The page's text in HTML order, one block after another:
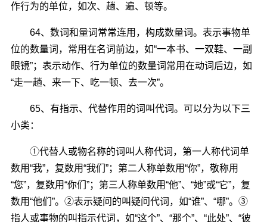
作行为的单位，如次、趟、遍、顿等。
64、数词和量词常常连用，构成数量词。表示事物单
位的数量词，常用在名词前边，如“一本书、一双鞋、一副
眼镜”；表示动作、行为单位的数量词常用在动词后边，如
“走一趟、来一下、吃一顿、去一次”。
65、有指示、代替作用的词叫代词。可以分为以下三
小类：
①代替人或物名称的词叫人称代词，第一人称代词单
数用“我”，复数用“我们”；第二人称单数用“你”，敬称用
“您”，复数用“你们”；第三人称单数用“他”、“她”或“它”，复
数用“他们”。②表示疑问的叫疑问代词，如“谁”、“哪”。③
指人或事物的叫指示代词，如“这个”、“那个”、“此处”、“彼